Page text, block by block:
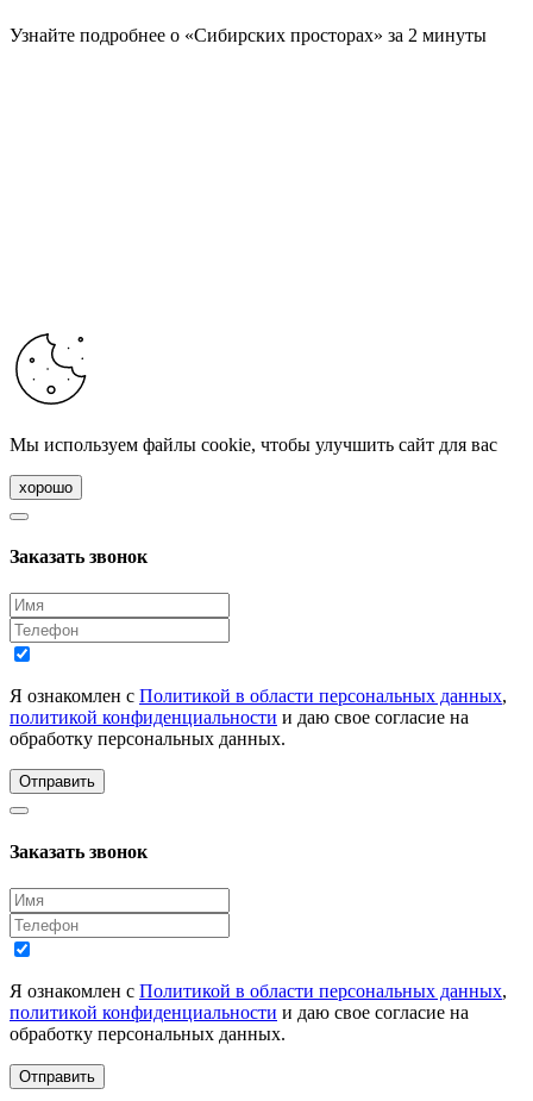
Узнайте подробнее о «Сибирских просторах» за 2 минуты
Мы используем файлы cookie, чтобы улучшить сайт для вас
хорошо
Заказать звонок
Я ознакомлен с Политикой в области персональных данных,
политикой конфиденциальности и даю свое согласие на
обработку персональных данных.
Отправить
Заказать звонок
Я ознакомлен с Политикой в области персональных данных,
политикой конфиденциальности и даю свое согласие на
обработку персональных данных.
Отправить